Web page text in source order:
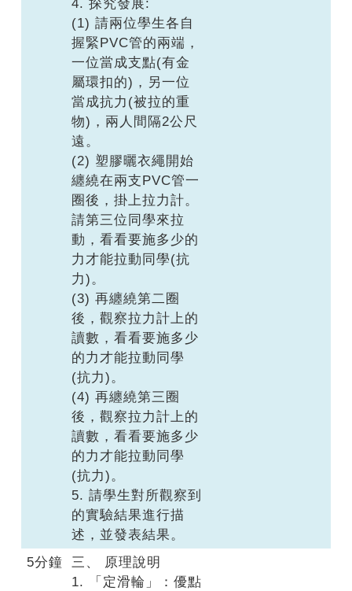
4. 探究發展:
(1) 請兩位學生各自
握緊PVC管的兩端，
一位當成支點(有金
屬環扣的)，另一位
當成抗力(被拉的重
物)，兩人間隔2公尺
遠。
(2) 塑膠曬衣繩開始
纏繞在兩支PVC管一
圈後，掛上拉力計。
請第三位同學來拉
動，看看要施多少的
力才能拉動同學(抗
力)。
(3) 再纏繞第二圈
後，觀察拉力計上的
讀數，看看要施多少
的力才能拉動同學
(抗力)。
(4) 再纏繞第三圈
後，觀察拉力計上的
讀數，看看要施多少
的力才能拉動同學
(抗力)。
5. 請學生對所觀察到
的實驗結果進行描
述，並發表結果。
5分鐘
三、 原理說明
1. 「定滑輪」：優點